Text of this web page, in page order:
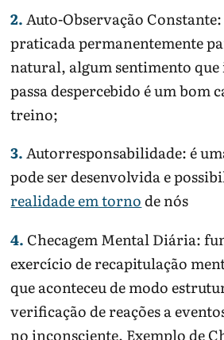
2.Auto-Observação
praticada permanentemente
natural, algum sentimento
passa despercebido é um bom
treino;
3.Autorresponsabilidade: é
pode ser desenvolvida e
realidade em tornode nós
4. Checagem Mental Diária:
exercício de recapitulação
que aconteceu de modo
verificação de reações a
no inconsciente. Exemplo de